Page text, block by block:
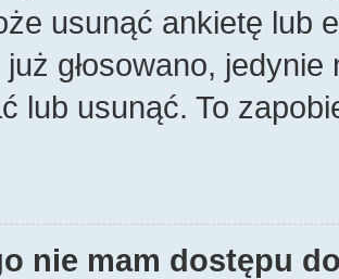
usunąć ankietę lub
głosowano,
lub usunąć. To
nie mam dostępu